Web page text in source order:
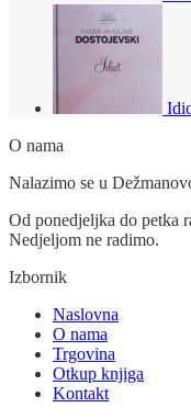
O nama
Nalazimo se u
Od ponedjeljka do petka
Nedjeljom ne radimo.
Izbornik
Naslovna
O nama
Trgovina
Otkup knjiga
Kontakt